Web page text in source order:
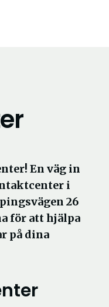
En väg in
i
26
för att hjälpa
på dina